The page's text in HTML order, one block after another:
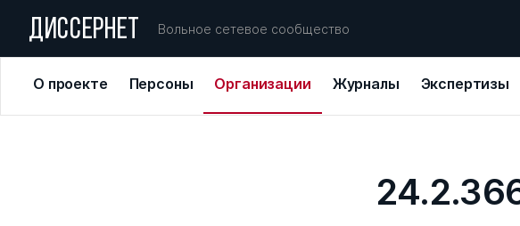
ДИССЕРНЕТ Вольное сетевое сообщество
О проекте Персоны Организации Журналы Экспертизы